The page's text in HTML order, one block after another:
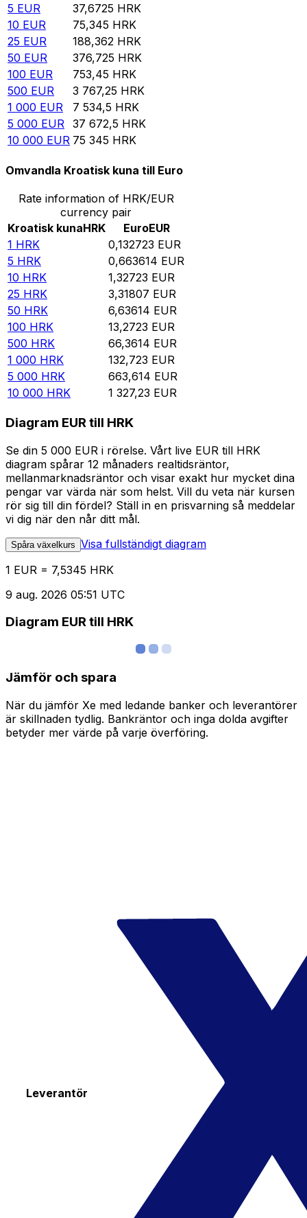
5 EUR 37,6725 HRK
10 EUR 75,345 HRK
25 EUR 188,362 HRK
50 EUR 376,725 HRK
100 EUR 753,45 HRK
500 EUR 3 767,25 HRK
1 000 EUR 7 534,5 HRK
5 000 EUR 37 672,5 HRK
10 000 EUR 75 345 HRK
Omvandla Kroatisk kuna till Euro
Rate information of HRK/EUR
currency pair
Kroatisk kunaHRK EuroEUR
1 HRK 0,132723 EUR
5 HRK 0,663614 EUR
10 HRK 1,32723 EUR
25 HRK 3,31807 EUR
50 HRK 6,63614 EUR
100 HRK 13,2723 EUR
500 HRK 66,3614 EUR
1 000 HRK 132,723 EUR
5 000 HRK 663,614 EUR
10 000 HRK 1 327,23 EUR
Diagram EUR till HRK
Se din 5 000 EUR i rörelse. Vårt live EUR till HRK
diagram spårar 12 månaders realtidsräntor,
mellanmarknadsräntor och visar exakt hur mycket dina
pengar var värda när som helst. Vill du veta när kursen
rör sig till din fördel? Ställ in en prisvarning så meddelar
vi dig när den når ditt mål.
Spåra växelkurs Visa fullständigt diagram
1 EUR = 7,5345 HRK
9 aug. 2026 05:51 UTC
Diagram EUR till HRK
Jämför och spara
När du jämför Xe med ledande banker och leverantörer
är skillnaden tydlig. Bankräntor och inga dolda avgifter
betyder mer värde på varje överföring.
Leverantör